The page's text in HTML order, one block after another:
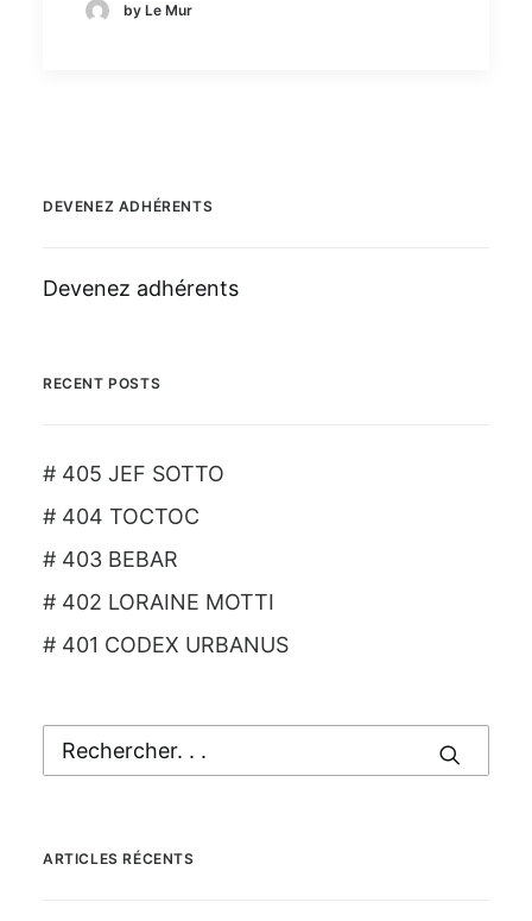
by Le Mur
DEVENEZ ADHÉRENTS
Devenez adhérents
RECENT POSTS
# 405 JEF SOTTO
# 404 TOCTOC
# 403 BEBAR
# 402 LORAINE MOTTI
# 401 CODEX URBANUS
ARTICLES RÉCENTS